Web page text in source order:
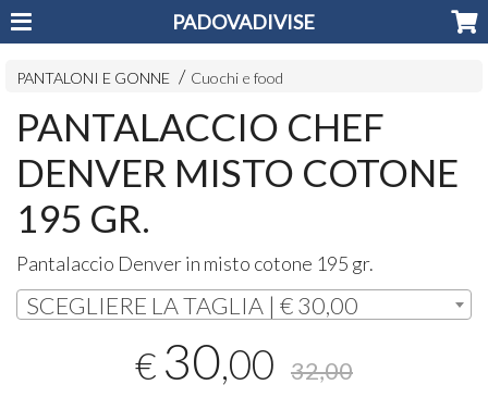
PADOVADIVISE
PANTALONI E GONNE Cuochi e food
PANTALACCIO CHEF
DENVER MISTO COTONE
195 GR.
Pantalaccio Denver in misto cotone 195 gr.
SCEGLIERE LA TAGLIA | € 30,00
€ 30,00 32,00